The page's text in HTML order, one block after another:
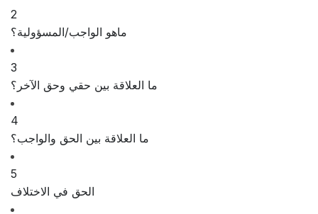
2
ماهو الواجب/المسؤولية؟
3
ما العلاقة بين حقي وحق الآخر؟
4
ما العلاقة بين الحق والواجب؟
5
الحق في الاختلاف